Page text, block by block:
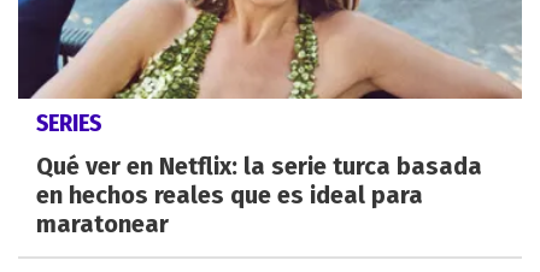
SERIES
Qué ver en Netflix: la serie turca basada
en hechos reales que es ideal para
maratonear